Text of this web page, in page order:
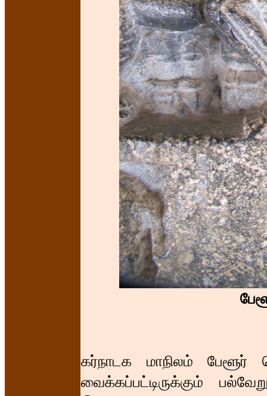
கர்நாடக மாநிலம் பேளூர்
வைக்கப்பட்டிருக்கும்